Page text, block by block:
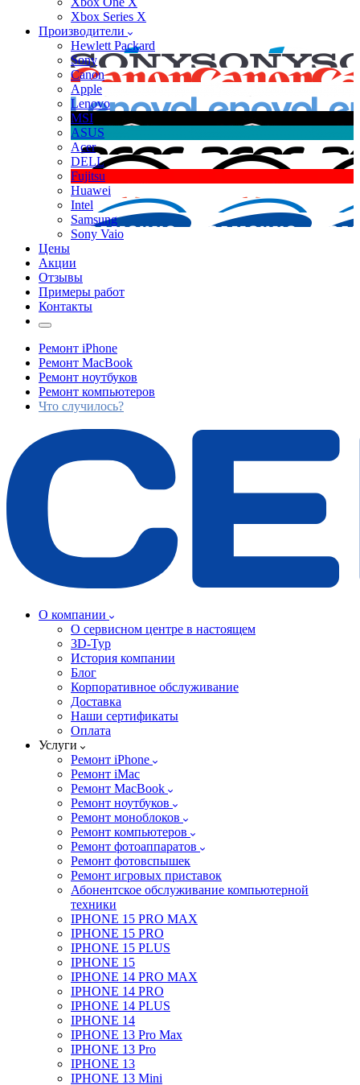
Xbox Series X
Производители
Hewlett Packard
Sony
Canon
Apple
Lenovo
MSI
ASUS
Acer
DELL
Fujitsu
Huawei
Intel
Samsung
Sony Vaio
Цены
Акции
Отзывы
Примеры работ
Контакты
Ремонт iPhone
Ремонт MacBook
Ремонт ноутбуков
Ремонт компьютеров
Что случилось?
О компании
О сервисном центре в настоящем
3D-Тур
История компании
Блог
Корпоративное обслуживание
Доставка
Наши сертификаты
Оплата
Услуги
Ремонт iPhone
Ремонт iMac
Ремонт MacBook
Ремонт ноутбуков
Ремонт моноблоков
Ремонт компьютеров
Ремонт фотоаппаратов
Ремонт фотовспышек
Ремонт игровых приставок
Абонентское обслуживание компьютерной
техники
IPHONE 15 PRO MAX
IPHONE 15 PRO
IPHONE 15 PLUS
IPHONE 15
IPHONE 14 PRO MAX
IPHONE 14 PRO
IPHONE 14 PLUS
IPHONE 14
IPHONE 13 Pro Max
IPHONE 13 Pro
IPHONE 13
IPHONE 13 Mini